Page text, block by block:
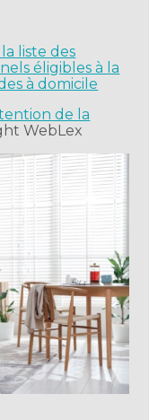
liste des
éligibles à la
à domicile
de la
WebLex